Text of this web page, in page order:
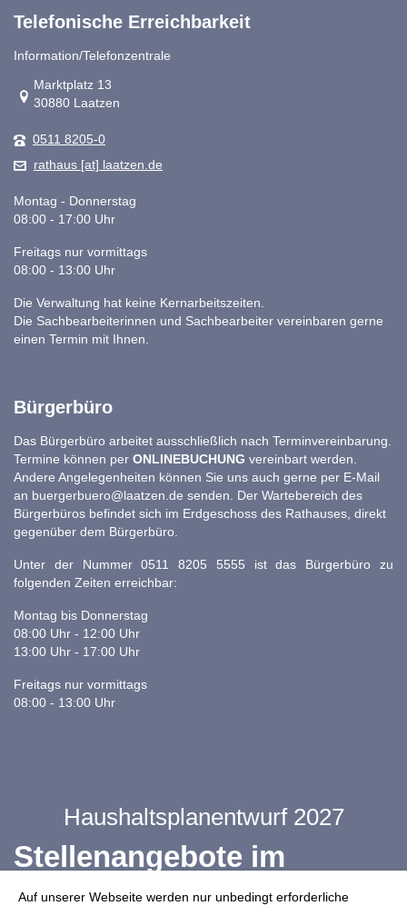
Auf unserer Webseite werden nur unbedingt erforderliche
Telefonische Erreichbarkeit
Information/Telefonzentrale
Link zur Google-Maps Navigation
Marktplatz 13
30880 Laatzen
0511 8205-0
rathaus [at] laatzen.de
Montag - Donnerstag
08:00 - 17:00 Uhr
Freitags nur vormittags
08:00 - 13:00 Uhr
Die Verwaltung hat keine Kernarbeitszeiten.
Die Sachbearbeiterinnen und Sachbearbeiter vereinbaren gerne
einen Termin mit Ihnen.
Bürgerbüro
Das Bürgerbüro arbeitet ausschließlich nach Terminvereinbarung.
Termine können per ONLINEBUCHUNG vereinbart werden.
Andere Angelegenheiten können Sie uns auch gerne per E-Mail
an buergerbuero@laatzen.de senden. Der Wartebereich des
Bürgerbüros befindet sich im Erdgeschoss des Rathauses, direkt
gegenüber dem Bürgerbüro.
Unter der Nummer 0511 8205 5555 ist das Bürgerbüro zu
folgenden Zeiten erreichbar:
Montag bis Donnerstag
08:00 Uhr - 12:00 Uhr
13:00 Uhr - 17:00 Uhr
Freitags nur vormittags
08:00 - 13:00 Uhr
Haushaltsplanentwurf 2027
Stellenangebote im